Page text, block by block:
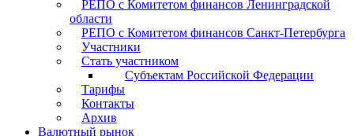
РЕПО с Комитетом финансов Ленинградской
области
РЕПО с Комитетом финансов Санкт-Петербурга
Участники
Стать участником
Субъектам Российской Федерации
Тарифы
Контакты
Архив
Валютный рынок